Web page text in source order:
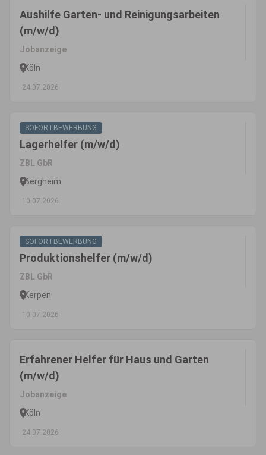
Aushilfe Garten- und Reinigungsarbeiten
(m/w/d)
Jobanzeige
Köln
24.07.2026
SOFORTBEWERBUNG
Lagerhelfer (m/w/d)
ZBL GbR
Bergheim
10.07.2026
SOFORTBEWERBUNG
Produktionshelfer (m/w/d)
ZBL GbR
Kerpen
10.07.2026
Erfahrener Helfer für Haus und Garten
(m/w/d)
Jobanzeige
Köln
24.07.2026